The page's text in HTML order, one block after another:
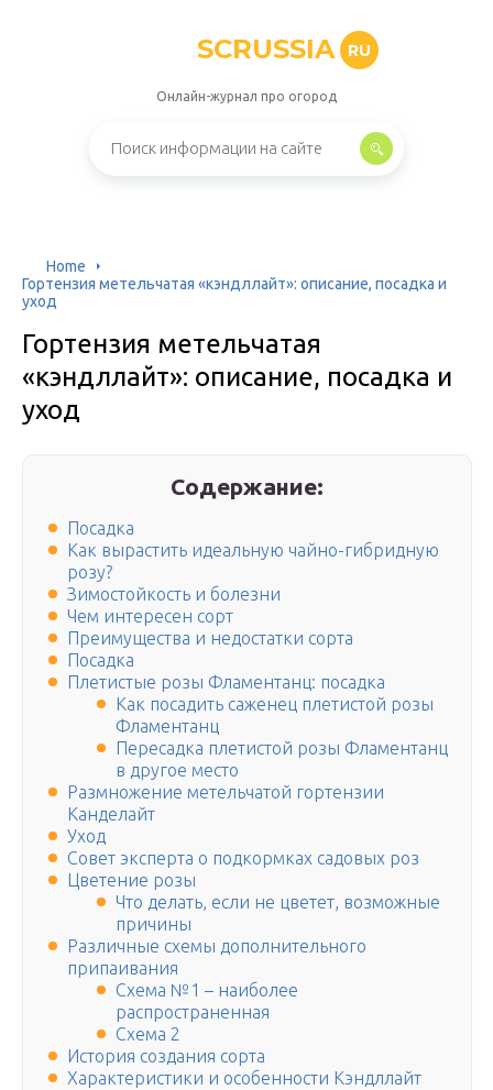
SCRUSSIA RU
Онлайн-журнал про огород
Home
Гортензия метельчатая «кэндллайт»: описание, посадка и
уход
Гортензия метельчатая
«кэндллайт»: описание, посадка и
уход
Содержание:
Посадка
Как вырастить идеальную чайно-гибридную
розу?
Зимостойкость и болезни
Чем интересен сорт
Преимущества и недостатки сорта
Посадка
Плетистые розы Фламентанц: посадка
Как посадить саженец плетистой розы
Фламентанц
Пересадка плетистой розы Фламентанц
в другое место
Размножение метельчатой гортензии
Канделайт
Уход
Совет эксперта о подкормках садовых роз
Цветение розы
Что делать, если не цветет, возможные
причины
Различные схемы дополнительного
припаивания
Схема №1 – наиболее
распространенная
Схема 2
История создания сорта
Характеристики и особенности Кэндллайт